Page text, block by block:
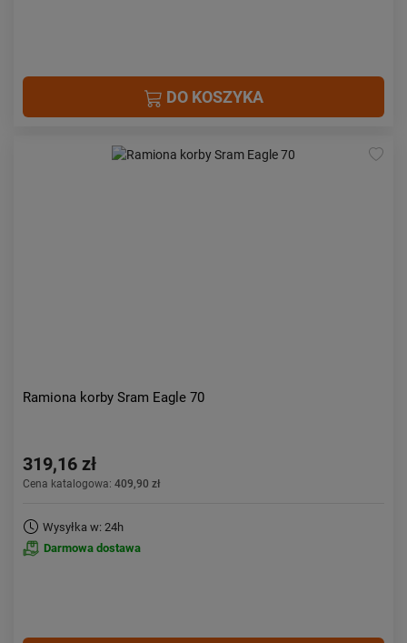
DO KOSZYKA
Ramiona korby Sram Eagle 70
319,16 zł
Cena katalogowa: 409,90 zł
Wysyłka w: 24h
Darmowa dostawa